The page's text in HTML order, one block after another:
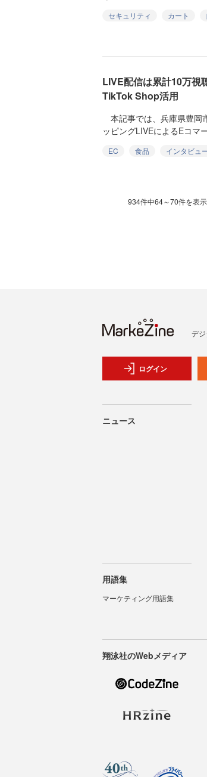
セキュリティ カート
LIVE配信は累計10万視
TikTok Shop活用
本記事では、兵庫県豊岡
ッピングLIVEによるEコマ
EC 食品 インタビュ
934件中64～70件を表示
デ
ログイン
ニュース
用語集
マーケティング用語集
翔泳社のWebメディア